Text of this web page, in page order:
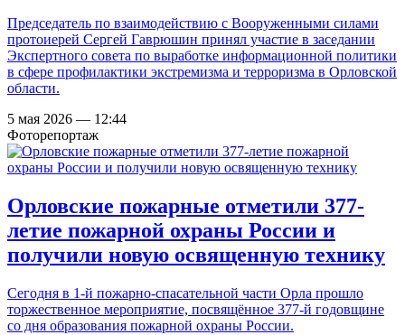
Председатель по взаимодействию с Вооруженными силами
протоиерей Сергей Гаврюшин принял участие в заседании
Экспертного совета по выработке информационной политики
в сфере профилактики экстремизма и терроризма в Орловской
области.
5 мая 2026 — 12:44
Фоторепортаж
Орловские пожарные отметили 377-
летие пожарной охраны России и
получили новую освященную технику
Сегодня в 1-й пожарно-спасательной части Орла прошло
торжественное мероприятие, посвящённое 377-й годовщине
со дня образования пожарной охраны России.